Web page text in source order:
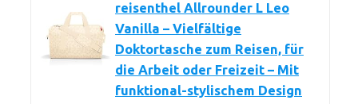
reisenthel Allrounder L Leo
Vanilla – Vielfältige
Doktortasche zum Reisen, für
die Arbeit oder Freizeit – Mit
funktional-stylischem Design